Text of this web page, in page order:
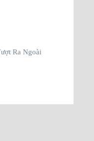
Ra Ngoài